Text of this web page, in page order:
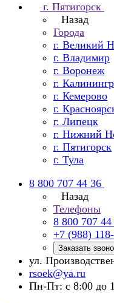
г. Пятигорск
Назад
Города
г. Великий
г. Владимир
г. Воронеж
г.
г. Кемерово
г.
г. Липецк
г. Нижний
г. Пятигорск
г. Тула
8 800 707 44 36
Назад
Телефоны
8 800 707 44
+7 (988)
Заказать
ул.
rsoek@ya.ru
Пн-Пт: с 8:00 до